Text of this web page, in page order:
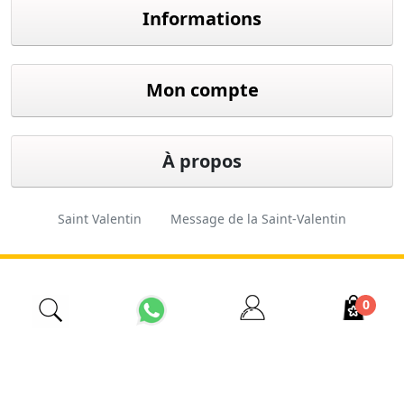
0
Informations
Mon compte
À propos
Saint Valentin Message de la Saint-Valentin
İzmir Çiçekçi Fleuriste pas cher Ordre des fleurs